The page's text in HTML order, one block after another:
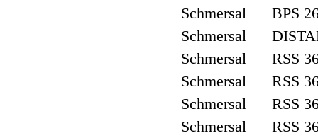
Schmersal BPS
Schmersal
Schmersal RSS
Schmersal RSS
Schmersal RSS
Schmersal RSS